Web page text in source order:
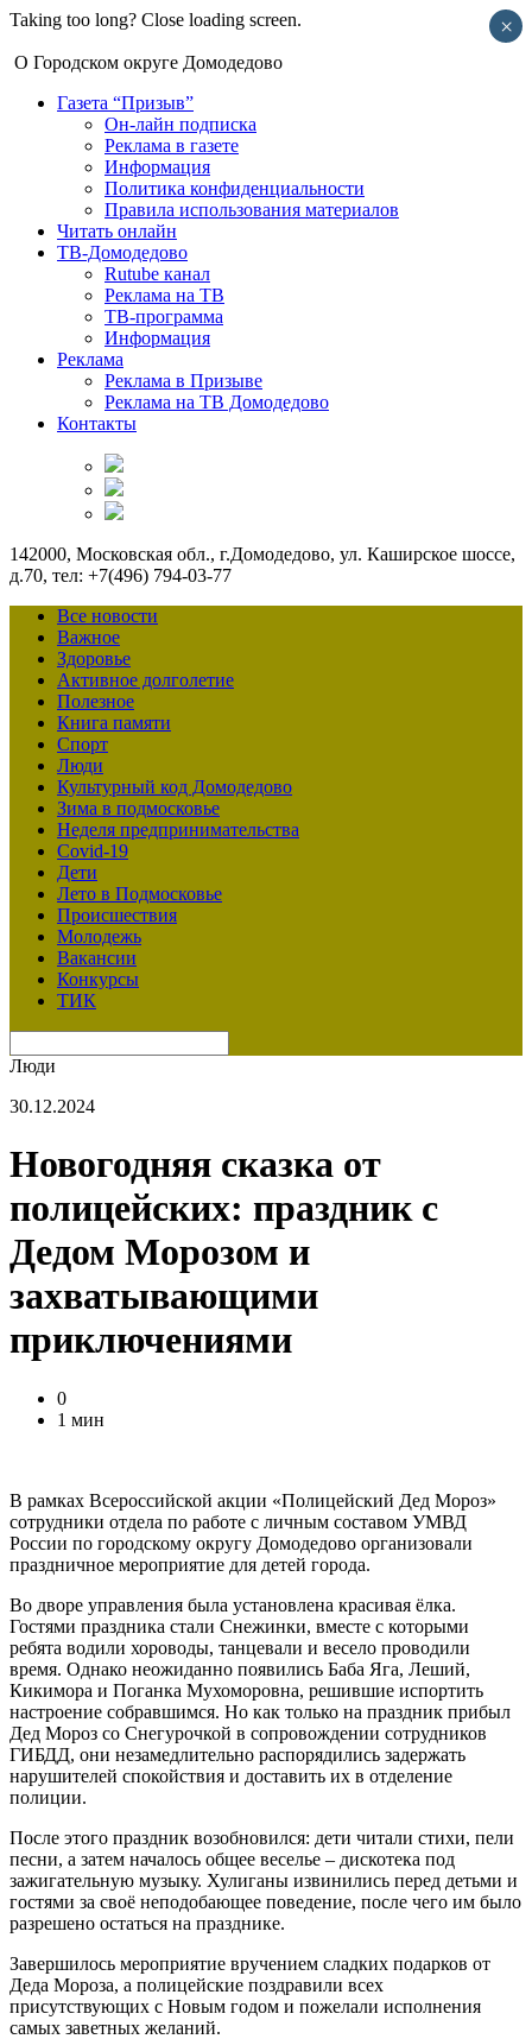
Taking too long? Close loading screen.
О Городском округе Домодедово
Газета “Призыв”
Он-лайн подписка
Реклама в газете
Информация
Политика конфиденциальности
Правила использования материалов
Читать онлайн
ТВ-Домодедово
Rutube канал
Реклама на ТВ
ТВ-программа
Информация
Реклама
Реклама в Призыве
Реклама на ТВ Домодедово
Контакты
142000, Московская обл., г.Домодедово, ул. Каширское шоссе,
д.70, тел: +7(496) 794-03-77
Все новости
Важное
Здоровье
Активное долголетие
Полезное
Книга памяти
Спорт
Люди
Культурный код Домодедово
Зима в подмосковье
Неделя предпринимательства
Covid-19
Дети
Лето в Подмосковье
Происшествия
Молодежь
Вакансии
Конкурсы
ТИК
Люди
30.12.2024
Новогодняя сказка от
полицейских: праздник с
Дедом Морозом и
захватывающими
приключениями
0
1 мин
В рамках Всероссийской акции «Полицейский Дед Мороз»
сотрудники отдела по работе с личным составом УМВД
России по городскому округу Домодедово организовали
праздничное мероприятие для детей города.
Во дворе управления была установлена красивая ёлка.
Гостями праздника стали Снежинки, вместе с которыми
ребята водили хороводы, танцевали и весело проводили
время. Однако неожиданно появились Баба Яга, Леший,
Кикимора и Поганка Мухоморовна, решившие испортить
настроение собравшимся. Но как только на праздник прибыл
Дед Мороз со Снегурочкой в сопровождении сотрудников
ГИБДД, они незамедлительно распорядились задержать
нарушителей спокойствия и доставить их в отделение
полиции.
После этого праздник возобновился: дети читали стихи, пели
песни, а затем началось общее веселье – дискотека под
зажигательную музыку. Хулиганы извинились перед детьми и
гостями за своё неподобающее поведение, после чего им было
разрешено остаться на празднике.
Завершилось мероприятие вручением сладких подарков от
Деда Мороза, а полицейские поздравили всех
присутствующих с Новым годом и пожелали исполнения
самых заветных желаний.
×